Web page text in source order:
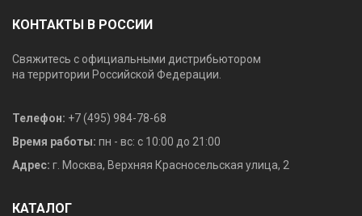
КОНТАКТЫ В РОССИИ
Свяжитесь с официальными дистрибьютором
на территории Российской Федерации.
Телефон: +7 (495) 984-78-68
Время работы: пн - вс: с 10:00 до 21:00
Адрес: г. Москва, Верхняя Красносельская улица, 2
КАТАЛОГ